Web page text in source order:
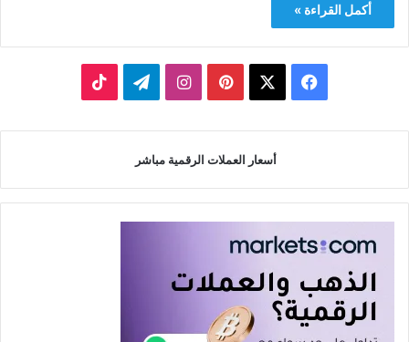
أكمل القراءة »
فيسبوك بينتيريستانستقرامتيلقرام
أسعار العملات الرقمية مباشر